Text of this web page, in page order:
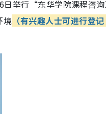
日举行“东华学院课程咨
境 （有兴趣人士可进行登记